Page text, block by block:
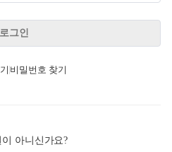
로그인
비밀번호 찾기
아니신가요?